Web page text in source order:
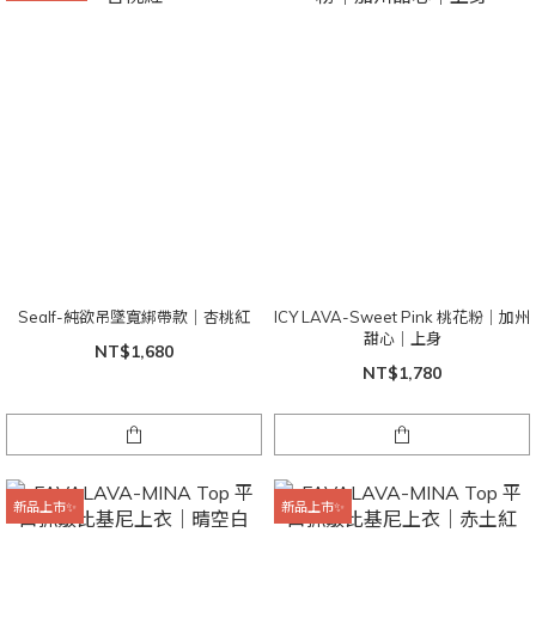
Sealf-純欲吊墜寬綁帶款｜杏桃紅
NT$1,680
ICY LAVA-Sweet Pink 桃花粉｜加州
甜心｜上身
NT$1,780
新品上市✨ 新品上市✨